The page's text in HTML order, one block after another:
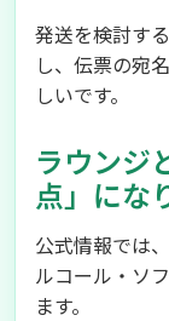
発送を検討す
し、伝票の宛
しいです。
ラウンジ
点」にな
公式情報では
ルコール・ソ
ます。